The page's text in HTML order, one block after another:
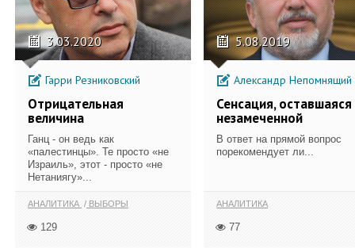
3.03.2020
Гарри Резниковский
Отрицательная
величина
Ганц - он ведь как
«палестинцы». Те просто «не
Израиль», этот - просто «не
Нетаниягу»...
АНАЛИТИКА ВЫБОРЫ
129
5.08.2019
Александр Непомнящий
Сенсация, оставшаяся
незамеченной
В ответ на прямой вопрос
порекомендует ли...
АНАЛИТИКА
77